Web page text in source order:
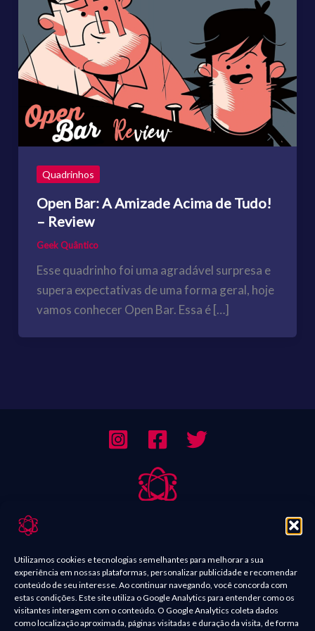
Utilizamos cookies e tecnologias semelhantes para melhorar a sua
experiência em nossas plataformas, personalizar publicidade e recomendar
conteúdo de seu interesse. Ao continuar navegando, você concorda com
estas condições. Este site utiliza o Google Analytics para entender como os
visitantes interagem com o conteúdo. O Google Analytics coleta dados
como localização aproximada, páginas visitadas e duração da visita, de forma
Quadrinhos
Open Bar: A Amizade Acima de Tudo!
– Review
Geek Quântico
Esse quadrinho foi uma agradável surpresa e
supera expectativas de uma forma geral, hoje
vamos conhecer Open Bar. Essa é […]
Contato
Política de Comentários
Política de Privacidade
Termos e condições